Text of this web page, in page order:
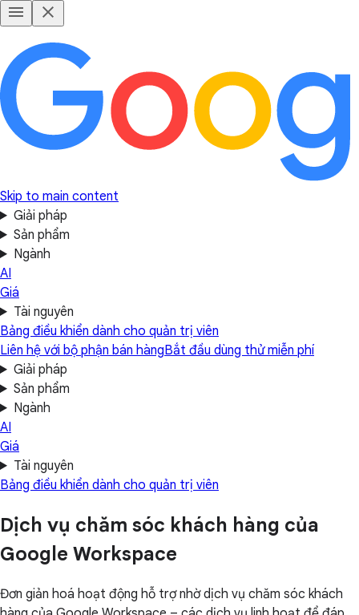
Skip to main content
Giải pháp
Sản phẩm
Ngành
AI
Giá
Tài nguyên
Bảng điều khiển dành cho quản trị viên
Liên hệ với bộ phận bán hàngBắt đầu dùng thử miễn phí
Giải pháp
Sản phẩm
Ngành
AI
Giá
Tài nguyên
Bảng điều khiển dành cho quản trị viên
Dịch vụ chăm sóc khách hàng của
Google Workspace
Đơn giản hoá hoạt động hỗ trợ nhờ dịch vụ chăm sóc khách